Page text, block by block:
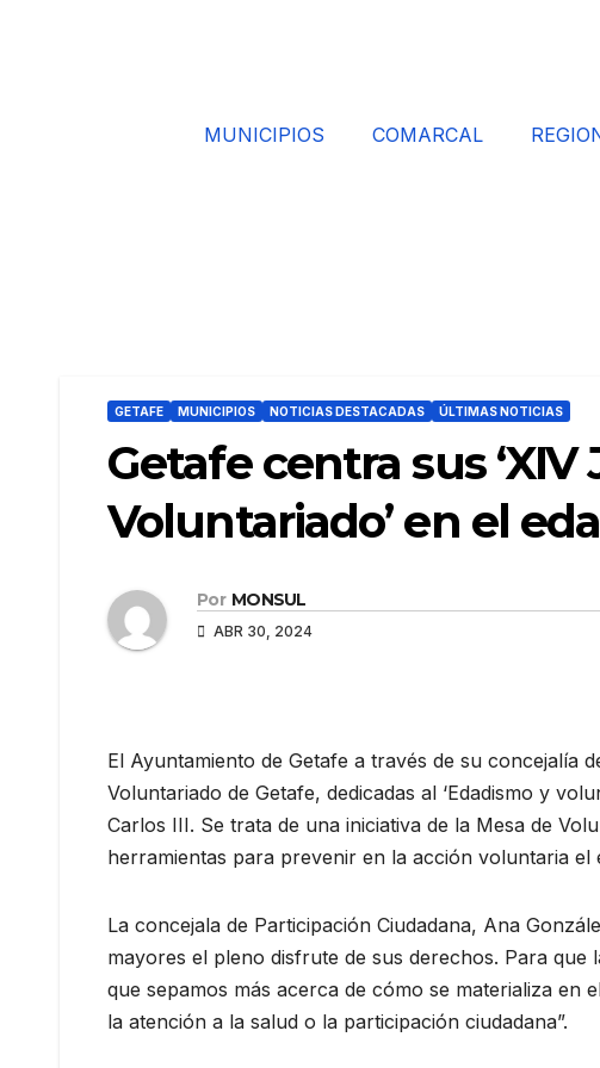
MUNICIPIOS COMARCAL
GETAFE MUNICIPIOS NOTICIAS DESTACADAS ÚLTIMAS NOTICIAS
Getafe centra sus
Voluntariado’ en el
Por MONSUL
ABR 30, 2024
El Ayuntamiento de Getafe a través de su concejalía
Voluntariado de Getafe, dedicadas al ‘Edadismo y
Carlos III. Se trata de una iniciativa de la Mesa de
herramientas para prevenir en la acción voluntaria el
La concejala de Participación Ciudadana, Ana
mayores el pleno disfrute de sus derechos. Para
que sepamos más acerca de cómo se materializa en
la atención a la salud o la participación ciudadana”.